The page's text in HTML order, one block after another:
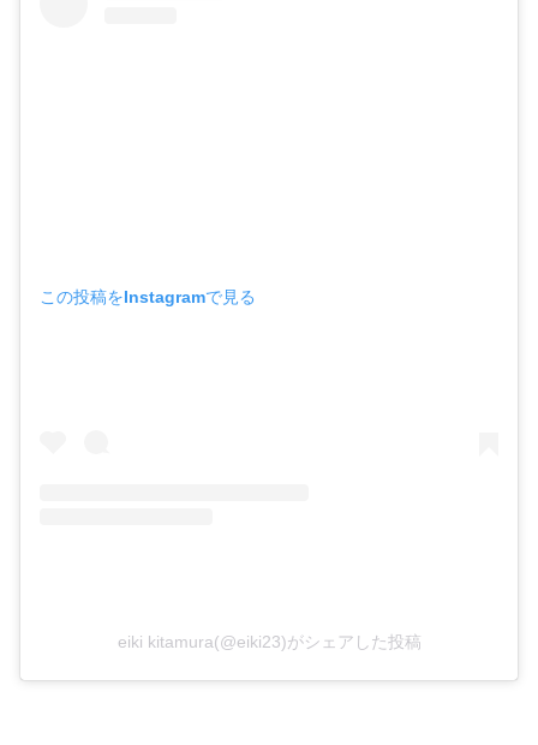
この投稿をInstagramで見る
eiki kitamura(@eiki23)がシェアした投稿